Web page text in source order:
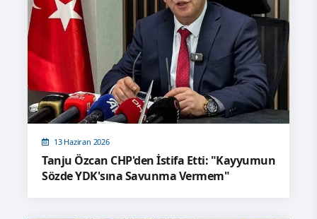
13 Haziran 2026
Tanju Özcan CHP'den İstifa Etti: "Kayyumun
Sözde YDK'sına Savunma Vermem"